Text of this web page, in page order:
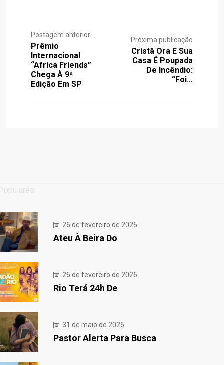
Postagem anterior
Prêmio
Internacional
“Africa Friends”
Chega À 9ª
Edição Em SP
Próxima publicação
Cristã Ora E Sua
Casa É Poupada
De Incêndio:
“Foi…
26 de fevereiro de 2026
Ateu À Beira Do
26 de fevereiro de 2026
Rio Terá 24h De
31 de maio de 2026
Pastor Alerta Para Busca